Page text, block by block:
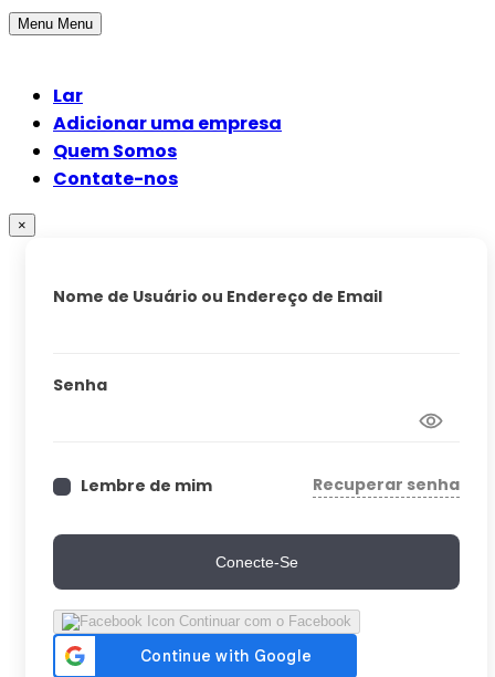
Menu Menu
Lar
Adicionar uma empresa
Quem Somos
Contate-nos
×
Nome de Usuário ou Endereço de Email
Senha
Lembre de mim Recuperar senha
Conecte-Se
Continuar com o Facebook